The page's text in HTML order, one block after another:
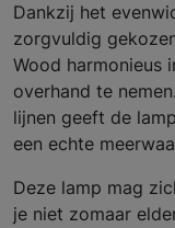
Dankzij het
zorgvuldig
Wood harmonieus
overhand te
lijnen geeft de
een echte
Deze lamp mag
je niet zomaar